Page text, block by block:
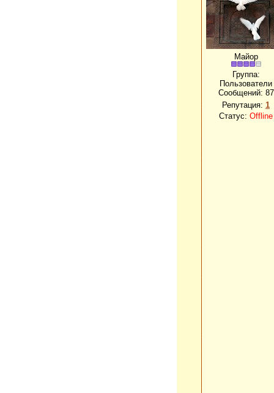
Майор
Группа:
Пользователи
Сообщений: 87
Репутация: 1
Статус: Offline